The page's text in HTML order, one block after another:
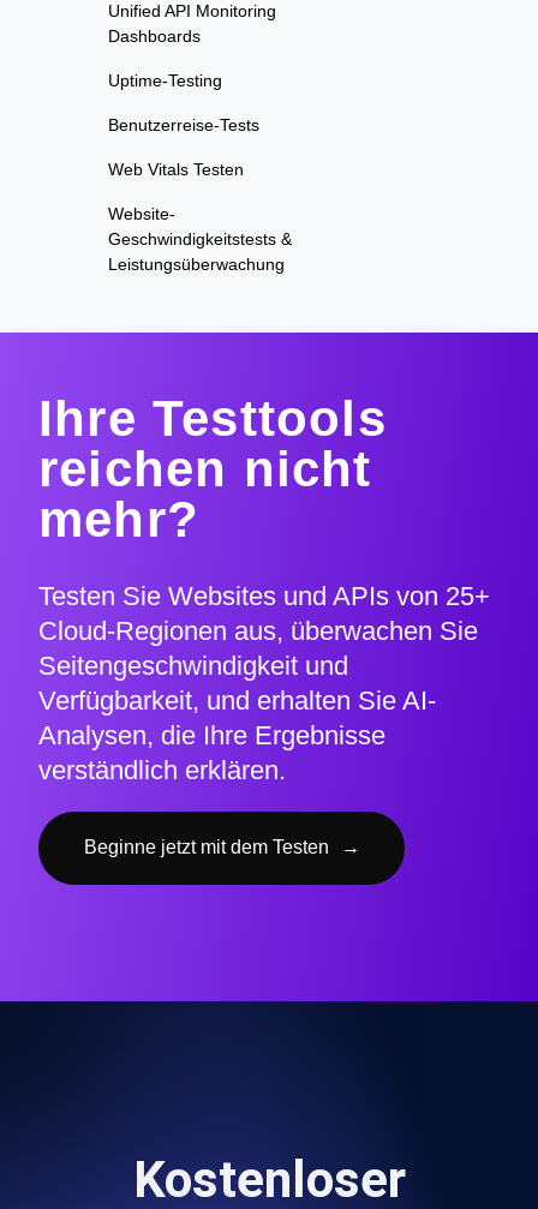
Unified API Monitoring
Dashboards
Uptime-Testing
Benutzerreise-Tests
Web Vitals Testen
Website-
Geschwindigkeitstests &
Leistungsüberwachung
Ihre Testtools
reichen nicht
mehr?
Testen Sie Websites und APIs von 25+
Cloud-Regionen aus, überwachen Sie
Seitengeschwindigkeit und
Verfügbarkeit, und erhalten Sie AI-
Analysen, die Ihre Ergebnisse
verständlich erklären.
Beginne jetzt mit dem Testen →
Kostenloser